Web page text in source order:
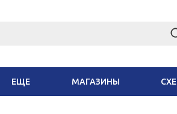
ЕЩЕ МАГАЗИНЫ